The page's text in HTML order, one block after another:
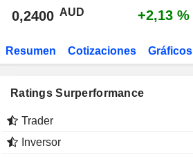
0,2400 AUD +2,13 %
Resumen Cotizaciones Gráficos
Ratings Surperformance
Trader
Inversor